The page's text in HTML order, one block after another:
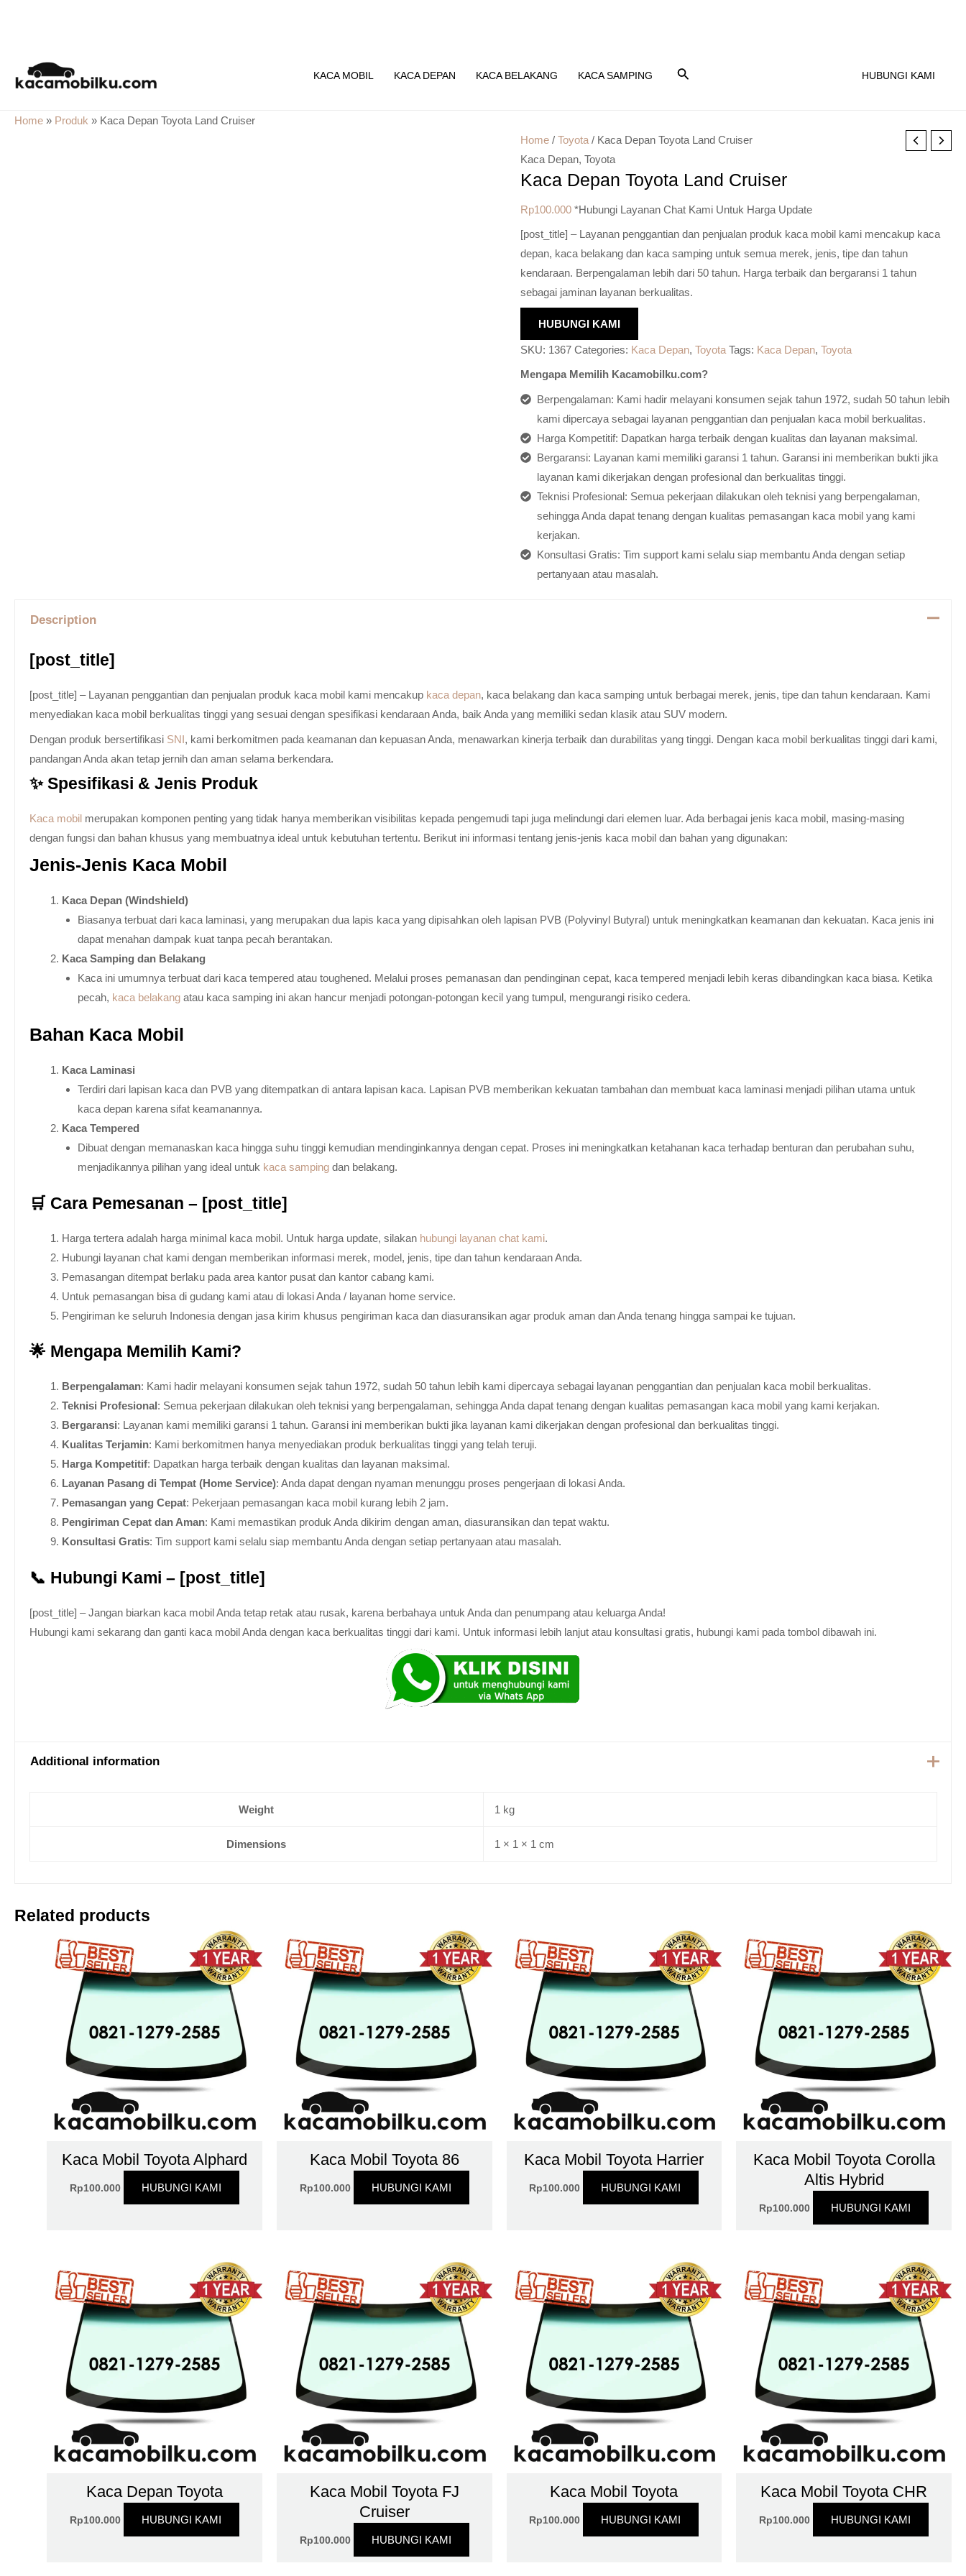
content
KACA MOBIL KACA DEPAN KACA BELAKANG KACA SAMPING HUBUNGI KAMI
Home » Produk » Kaca Depan Toyota Land Cruiser
Home /Toyota / Kaca Depan Toyota Land Cruiser
Kaca Depan,Toyota
Kaca Depan Toyota Land Cruiser
Rp100.000 *Hubungi Layanan Chat Kami Untuk Harga Update
[post_title] – Layanan penggantian dan penjualan produk kaca mobil kami mencakup kaca
depan, kaca belakang dan kaca samping untuk semua merek, jenis, tipe dan tahun
kendaraan. Berpengalaman lebih dari 50 tahun. Harga terbaik dan bergaransi 1 tahun
sebagai jaminan layanan berkualitas.
HUBUNGI KAMI
SKU: 1367 Categories: Kaca Depan,Toyota Tags: Kaca Depan,Toyota
Mengapa Memilih Kacamobilku.com?
Berpengalaman: Kami hadir melayani konsumen sejak tahun 1972, sudah 50 tahun lebih
kami dipercaya sebagai layanan penggantian dan penjualan kaca mobil berkualitas.
Harga Kompetitif: Dapatkan harga terbaik dengan kualitas dan layanan maksimal.
Bergaransi: Layanan kami memiliki garansi 1 tahun. Garansi ini memberikan bukti jika
layanan kami dikerjakan dengan profesional dan berkualitas tinggi.
Teknisi Profesional: Semua pekerjaan dilakukan oleh teknisi yang berpengalaman,
sehingga Anda dapat tenang dengan kualitas pemasangan kaca mobil yang kami
kerjakan.
Konsultasi Gratis: Tim support kami selalu siap membantu Anda dengan setiap
pertanyaan atau masalah.
Description
[post_title]
[post_title] – Layanan penggantian dan penjualan produk kaca mobil kami mencakup kaca depan, kaca belakang dan kaca samping untuk berbagai merek, jenis, tipe dan tahun kendaraan. Kami
menyediakan kaca mobil berkualitas tinggi yang sesuai dengan spesifikasi kendaraan Anda, baik Anda yang memiliki sedan klasik atau SUV modern.
Dengan produk bersertifikasi SNI, kami berkomitmen pada keamanan dan kepuasan Anda, menawarkan kinerja terbaik dan durabilitas yang tinggi. Dengan kaca mobil berkualitas tinggi dari kami,
pandangan Anda akan tetap jernih dan aman selama berkendara.
✨ Spesifikasi & Jenis Produk
Kaca mobilmerupakan komponen penting yang tidak hanya memberikan visibilitas kepada pengemudi tapi juga melindungi dari elemen luar. Ada berbagai jenis kaca mobil, masing-masing
dengan fungsi dan bahan khusus yang membuatnya ideal untuk kebutuhan tertentu. Berikut ini informasi tentang jenis-jenis kaca mobil dan bahan yang digunakan:
Jenis-Jenis Kaca Mobil
Kaca Depan (Windshield)
Biasanya terbuat dari kaca laminasi, yang merupakan dua lapis kaca yang dipisahkan oleh lapisan PVB (Polyvinyl Butyral) untuk meningkatkan keamanan dan kekuatan. Kaca jenis ini
dapat menahan dampak kuat tanpa pecah berantakan.
Kaca Samping dan Belakang
Kaca ini umumnya terbuat dari kaca tempered atau toughened. Melalui proses pemanasan dan pendinginan cepat, kaca tempered menjadi lebih keras dibandingkan kaca biasa. Ketika
pecah, kaca belakang atau kaca samping ini akan hancur menjadi potongan-potongan kecil yang tumpul, mengurangi risiko cedera.
Bahan Kaca Mobil
Kaca Laminasi
Terdiri dari lapisan kaca dan PVB yang ditempatkan di antara lapisan kaca. Lapisan PVB memberikan kekuatan tambahan dan membuat kaca laminasi menjadi pilihan utama untuk
kaca depan karena sifat keamanannya.
Kaca Tempered
Dibuat dengan memanaskan kaca hingga suhu tinggi kemudian mendinginkannya dengan cepat. Proses ini meningkatkan ketahanan kaca terhadap benturan dan perubahan suhu,
menjadikannya pilihan yang ideal untuk kaca samping dan belakang.
🛒 Cara Pemesanan – [post_title]
Harga tertera adalah harga minimal kaca mobil. Untuk harga update, silakan hubungi layanan chat kami.
Hubungi layanan chat kami dengan memberikan informasi merek, model, jenis, tipe dan tahun kendaraan Anda.
Pemasangan ditempat berlaku pada area kantor pusat dan kantor cabang kami.
Untuk pemasangan bisa di gudang kami atau di lokasi Anda / layanan home service.
Pengiriman ke seluruh Indonesia dengan jasa kirim khusus pengiriman kaca dan diasuransikan agar produk aman dan Anda tenang hingga sampai ke tujuan.
🌟 Mengapa Memilih Kami?
Berpengalaman: Kami hadir melayani konsumen sejak tahun 1972, sudah 50 tahun lebih kami dipercaya sebagai layanan penggantian dan penjualan kaca mobil berkualitas.
Teknisi Profesional: Semua pekerjaan dilakukan oleh teknisi yang berpengalaman, sehingga Anda dapat tenang dengan kualitas pemasangan kaca mobil yang kami kerjakan.
Bergaransi: Layanan kami memiliki garansi 1 tahun. Garansi ini memberikan bukti jika layanan kami dikerjakan dengan profesional dan berkualitas tinggi.
Kualitas Terjamin: Kami berkomitmen hanya menyediakan produk berkualitas tinggi yang telah teruji.
Harga Kompetitif: Dapatkan harga terbaik dengan kualitas dan layanan maksimal.
Layanan Pasang di Tempat (Home Service): Anda dapat dengan nyaman menunggu proses pengerjaan di lokasi Anda.
Pemasangan yang Cepat: Pekerjaan pemasangan kaca mobil kurang lebih 2 jam.
Pengiriman Cepat dan Aman: Kami memastikan produk Anda dikirim dengan aman, diasuransikan dan tepat waktu.
Konsultasi Gratis: Tim support kami selalu siap membantu Anda dengan setiap pertanyaan atau masalah.
📞 Hubungi Kami – [post_title]
[post_title] – Jangan biarkan kaca mobil Anda tetap retak atau rusak, karena berbahaya untuk Anda dan penumpang atau keluarga Anda!
Hubungi kami sekarang dan ganti kaca mobil Anda dengan kaca berkualitas tinggi dari kami. Untuk informasi lebih lanjut atau konsultasi gratis, hubungi kami pada tombol dibawah ini.
Additional information
Weight 1 kg
Dimensions 1 × 1 × 1 cm
Related products
Kaca Mobil Toyota Alphard
Rp100.000 HUBUNGI KAMI
Kaca Mobil Toyota 86
Rp100.000 HUBUNGI KAMI
Kaca Mobil Toyota Harrier
Rp100.000 HUBUNGI KAMI
Kaca Mobil Toyota Corolla
Altis Hybrid
Rp100.000 HUBUNGI KAMI
Kaca Depan Toyota
Rp100.000 HUBUNGI KAMI
Kaca Mobil Toyota FJ
Cruiser
Rp100.000 HUBUNGI KAMI
Kaca Mobil Toyota
Rp100.000 HUBUNGI KAMI
Kaca Mobil Toyota CHR
Rp100.000 HUBUNGI KAMI